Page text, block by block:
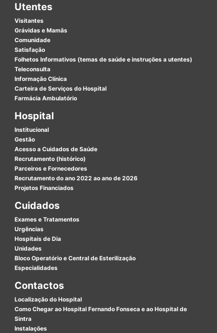
Utentes
Visitantes
Grávidas e Mamãs
Comunidade
Satisfação
Folhetos Informativos (temas de saúde e instruções a utentes)
Teleconsulta
Informação Clínica
Carteira de Serviços do Hospital
Farmácia Ambulatório
Hospital
Institucional
Gestão
Acesso a Cuidados de Saúde
Recrutamento (histórico)
Parceiros e Fornecedores
Recrutamento do ano 2022 ao ano de 2026
Projetos Financiados
Cuidados
Exames e Tratamentos
Urgências
Hospitais de Dia
Unidades
Bloco Operatório e Central de Esterilização
Especialidades
Contactos
Localização do Hospital
Como Chegar ao Hospital Fernando Fonseca e ao Hospital de
Sintra
Instalações